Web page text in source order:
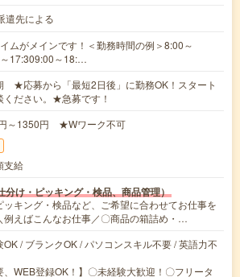
先による
ムがメインです！＜勤務時間の例＞8:00～
17:309:00～18:…
★応募から「最短2日後」に勤務OK！スタート
ください。★急募です！
～1350円 ★Wワーク不可
支給
分け・ピッキング・検品、商品管理）
ッキング・検品など、ご希望に合わせてお仕事を
例えばこんなお仕事／〇商品の箱詰め・…
OK / ブランクOK / パソコンスキル不要 / 英語力不
、WEB登録OK！】〇未経験大歓迎！〇フリータ